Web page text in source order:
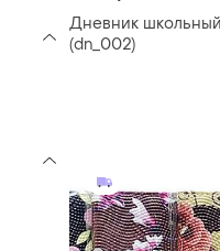
Дневник
(dn_002)